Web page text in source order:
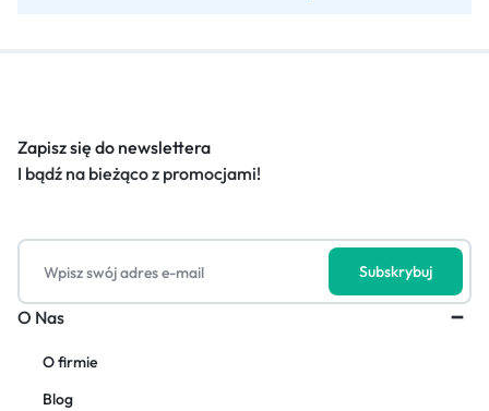
Zapisz się do newslettera
I bądź na bieżąco z promocjami!
O Nas
O firmie
Blog